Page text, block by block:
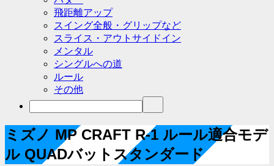
飛距離アップ
スイング全般・グリップなど
スライス・アウトサイドイン
メンタル
シングルへの道
ルール
その他
ミズノ MP CRAFT R-1 ルール適合モデ
ル QUADバットスタンダード